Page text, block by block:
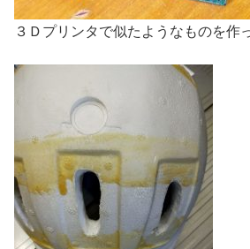
３Ｄプリンタで似たようなものを作